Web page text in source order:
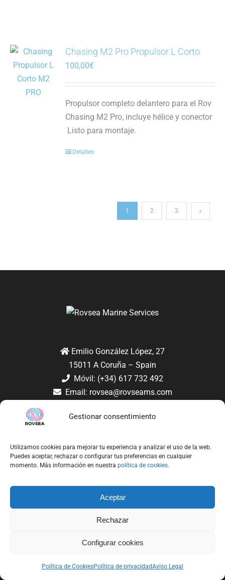
Gestionar consentimiento
Utilizamos cookies para mejorar tu experiencia y analizar el uso de la web.
Puedes aceptar, rechazar o configurar tus preferencias en cualquier
momento. Más información en nuestra política de cookies.
Aceptar
Rechazar
Configurar cookies
Política de CookiesPolítica de privacidadAviso Legal
Chasing M2 Pro Propulsor L Corto
100,00€
Propulsor completo delantero para el Rov
Chasing M2 Pro, incluye hélice y conector
Listo para montaje.
Detalles
1 2 3
Emilio González López, 27
15011 A Coruña – Spain
Móvil: (+34) 617 732 492
Email: rovsea@rovseams.com
Chasing M2 S
Chasing M2 Pro
Chasing X
Rov Lanai Basic
Drones Submarinos